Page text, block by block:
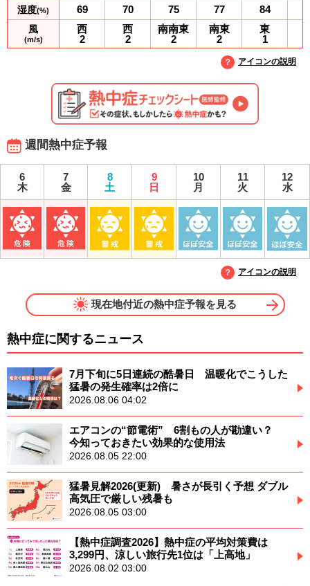
湿度(%)
風
(m/s)
69
西
2
70
西
2
75
南南東
2
77
南東
2
84
東
1
アイコンの説明
週間熱中症予報
6
木
7
金
8
土
9
日
10
月
11
火
12
水
アイコンの説明
現在地付近の熱中症予報を見る
熱中症に関するニュース
7月下旬に5日連続の酷暑日 温暖化でこうした
猛暑の発生確率は2倍に
2026.08.06 04:02
エアコンの“節電術” 6割もの人が勘違い？
今知っておきたい効果的な使用法
2026.08.05 22:00
猛暑見解2026(更新) 暑さが長引く予想 ダブル
高気圧で厳しい残暑も
2026.08.05 03:00
【熱中症調査2026】熱中症の平均対策費は
3,299円、涼しい旅行先1位は「上高地」
2026.08.02 03:00